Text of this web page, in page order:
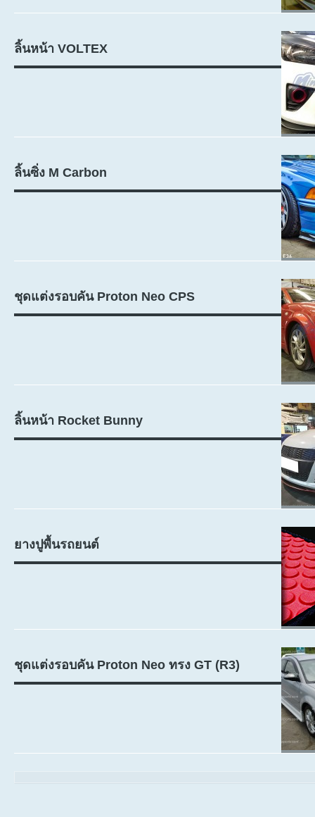
ลิ้นหน้า VOLTEX
ลิ้นซิ่ง M Carbon
ชุดแต่งรอบคัน Proton Neo CPS
ลิ้นหน้า Rocket Bunny
ยางปูพื้นรถยนต์
ชุดแต่งรอบคัน Proton Neo ทรง GT (R3)